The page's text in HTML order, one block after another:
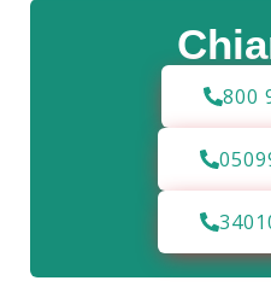
800